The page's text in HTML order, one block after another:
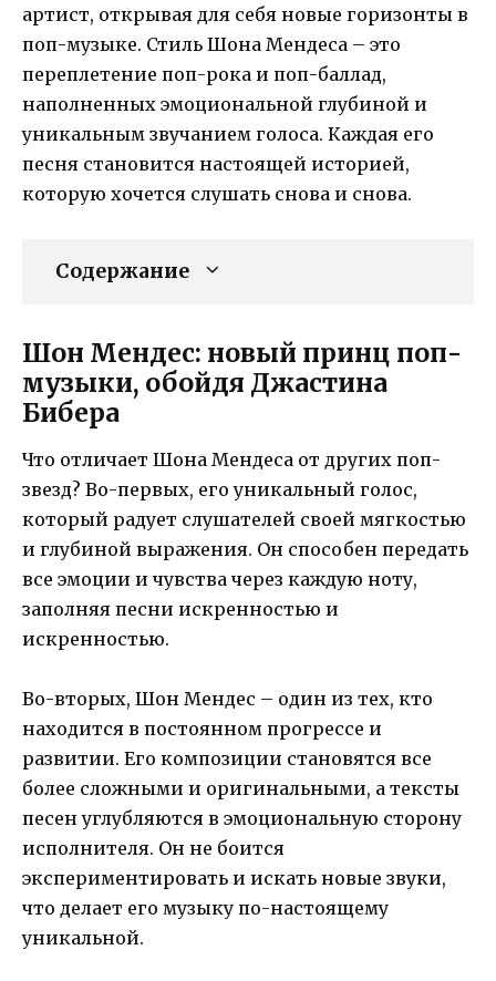
артист, открывая для себя новые горизонты в
поп-музыке. Стиль Шона Мендеса – это
переплетение поп-рока и поп-баллад,
наполненных эмоциональной глубиной и
уникальным звучанием голоса. Каждая его
песня становится настоящей историей,
которую хочется слушать снова и снова.
Содержание
Шон Мендес: новый принц поп-
музыки, обойдя Джастина
Бибера
Что отличает Шона Мендеса от других поп-
звезд? Во-первых, его уникальный голос,
который радует слушателей своей мягкостью
и глубиной выражения. Он способен передать
все эмоции и чувства через каждую ноту,
заполняя песни искренностью и
искренностью.
Во-вторых, Шон Мендес – один из тех, кто
находится в постоянном прогрессе и
развитии. Его композиции становятся все
более сложными и оригинальными, а тексты
песен углубляются в эмоциональную сторону
исполнителя. Он не боится
экспериментировать и искать новые звуки,
что делает его музыку по-настоящему
уникальной.